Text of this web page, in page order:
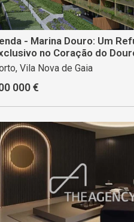
- Marina Douro: Um
no Coração do
Vila Nova de Gaia
000 €